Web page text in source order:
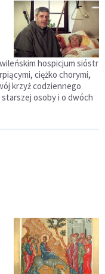
hospicjum sióstr
ciężko chorymi,
krzyż codziennego
osoby i o dwóch